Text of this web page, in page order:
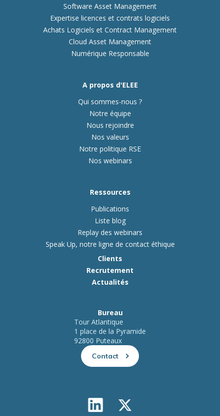
Software Asset Management
Expertise licences et contrats logiciels
Achats Logiciels et Contract Management
Cloud Asset Management
Numérique Responsable
A propos d'ELEE
Qui sommes-nous ?
Notre équipe
Nous rejoindre
Nos valeurs
Notre politique RSE
Nos webinars
Ressources
Publications
Liste blog
Replay des webinars
Speak Up, notre ligne de contact éthique
Clients
Recrutement
Actualités
Bureau
Tour Atlantique
1 place de la Pyramide
92800 Puteaux
Contact